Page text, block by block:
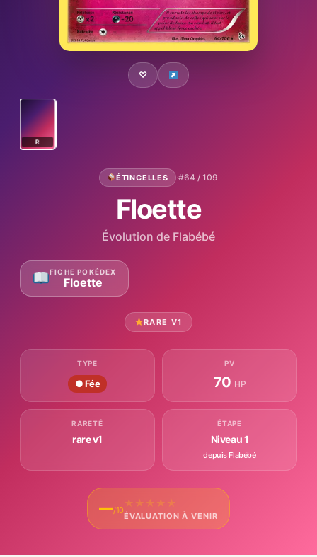
♡
R
ÉTINCELLES ·#64 / 109
Floette
Évolution de Flabébé
FICHE POKÉDEX
Floette
RARE V1
TYPE
● Fée
PV
70 HP
RARETÉ
rare v1
ÉTAPE
Niveau 1
depuis Flabébé
—/10
★ ★ ★ ★ ★
ÉVALUATION À VENIR